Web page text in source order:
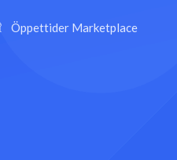
Öppettider Marketplace